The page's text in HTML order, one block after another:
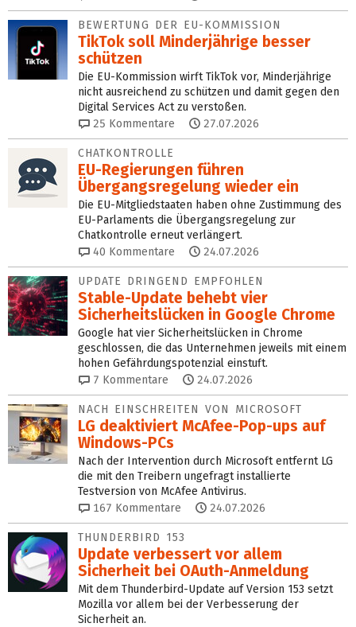
BEWERTUNG DER EU-KOMMISSION
TikTok soll Minderjährige besser
schützen
Die EU-Kommission wirft TikTok vor, Minderjährige
nicht ausreichend zu schützen und damit gegen den
Digital Services Act zu verstoßen.
25 Kommentare 27.07.2026
CHATKONTROLLE
EU-Regierungen führen
Übergangsregelung wieder ein
Die EU-Mitgliedstaaten haben ohne Zustimmung des
EU-Parlaments die Übergangsregelung zur
Chatkontrolle erneut verlängert.
40 Kommentare 24.07.2026
UPDATE DRINGEND EMPFOHLEN
Stable-Update behebt vier
Sicherheitslücken in Google Chrome
Google hat vier Sicherheitslücken in Chrome
geschlossen, die das Unternehmen jeweils mit einem
hohen Gefährdungspotenzial einstuft.
7 Kommentare 24.07.2026
NACH EINSCHREITEN VON MICROSOFT
LG deaktiviert McAfee-Pop-ups auf
Windows-PCs
Nach der Intervention durch Microsoft entfernt LG
die mit den Treibern ungefragt installierte
Testversion von McAfee Antivirus.
167 Kommentare 24.07.2026
THUNDERBIRD 153
Update verbessert vor allem
Sicherheit bei OAuth-Anmel­dung
Mit dem Thunderbird-Update auf Version 153 setzt
Mozilla vor allem bei der Verbesserung der
Sicherheit an.